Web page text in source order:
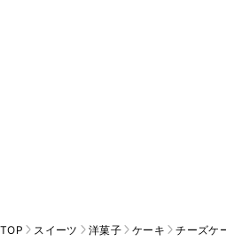
TOP スイーツ 洋菓子 ケーキ チーズケ